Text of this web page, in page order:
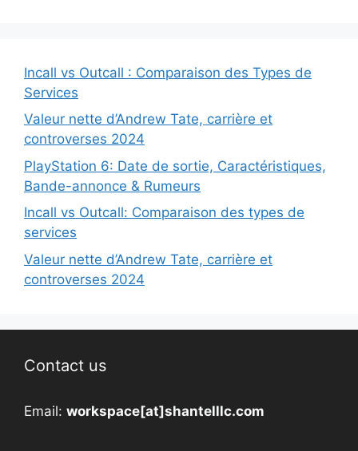
Incall vs Outcall : Comparaison des Types de
Services
Valeur nette d’Andrew Tate, carrière et
controverses 2024
PlayStation 6: Date de sortie, Caractéristiques,
Bande-annonce & Rumeurs
Incall vs Outcall: Comparaison des types de
services
Valeur nette d’Andrew Tate, carrière et
controverses 2024
Contact us
Email: workspace[at]shantelllc.com